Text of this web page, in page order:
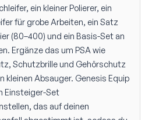
ein kleiner Polierer, ein
für grobe Arbeiten, ein Satz
(80–400) und ein Basis-Set an
Ergänze das um PSA wie
Schutzbrille und Gehörschutz
kleinen Absauger. Genesis Equip
Einsteiger-Set
das auf deinen